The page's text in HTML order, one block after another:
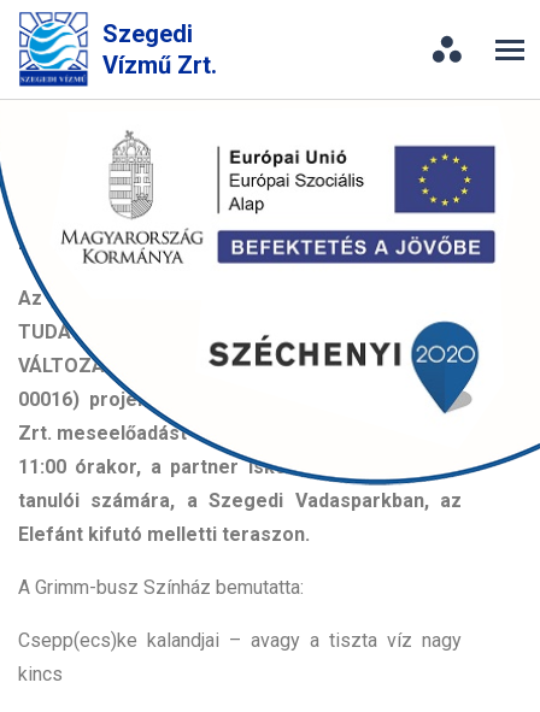
Szegedi
Vízmű Zrt.
Mesejáték a Szegedi
Vadasparkban
2021. 10. 04.
Az „ÉLŐVIZEINK TISZTASÁGÁNAK VÉDELME, ÉS
TUDATOS VÍZHASZNÁLATRA NEVELÉS A KLÍMA
VÁLTOZÁS KORÁBAN" (KEHOP 2.1.7-19-2019-
00016) projekt keretein belül a Szeged Vízmű
Zrt. meseelőadást szervezett ma délelőtt 10:00,
11:00 órakor, a partner iskolák alsó-tagozatos
tanulói számára, a Szegedi Vadasparkban, az
Elefánt kifutó melletti teraszon.
A Grimm-busz Színház bemutatta:
Csepp(ecs)ke kalandjai – avagy a tiszta víz nagy
kincs